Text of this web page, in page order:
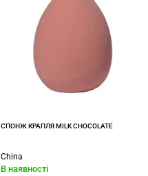
СПОНЖ КРАПЛЯ MILK CHOCOLATE
China
В наявності